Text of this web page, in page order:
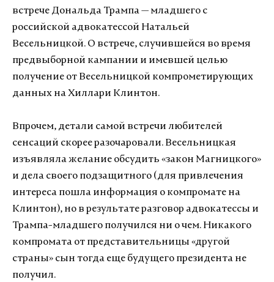
встрече Дональда Трампа — младшего с
российской адвокатессой Натальей
Весельницкой. О встрече, случившейся во время
предвыборной кампании и имевшей целью
получение от Весельницкой компрометирующих
данных на Хиллари Клинтон.
Впрочем, детали самой встречи любителей
сенсаций скорее разочаровали. Весельницкая
изъявляла желание обсудить «закон Магницкого»
и дела своего подзащитного (для привлечения
интереса пошла информация о компромате на
Клинтон), но в результате разговор адвокатессы и
Трампа-младшего получился ни о чем. Никакого
компромата от представительницы «другой
страны» сын тогда еще будущего президента не
получил.